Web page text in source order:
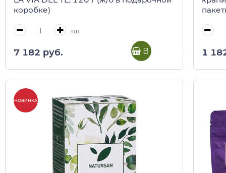
коробке)
шт
7 182 руб. В корзину 1
НОВИНКА